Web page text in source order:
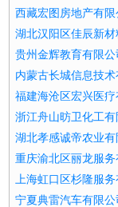
西藏宏图房地产有限
湖北汉阳区佳辰新材
贵州金辉教育有限公
内蒙古长城信息技术
福建海沧区宏兴医疗
浙江舟山昉卫化工有
湖北孝感诚帝农业有
重庆渝北区丽龙服务
上海虹口区杉隆服务
宁夏典雷汽车有限公